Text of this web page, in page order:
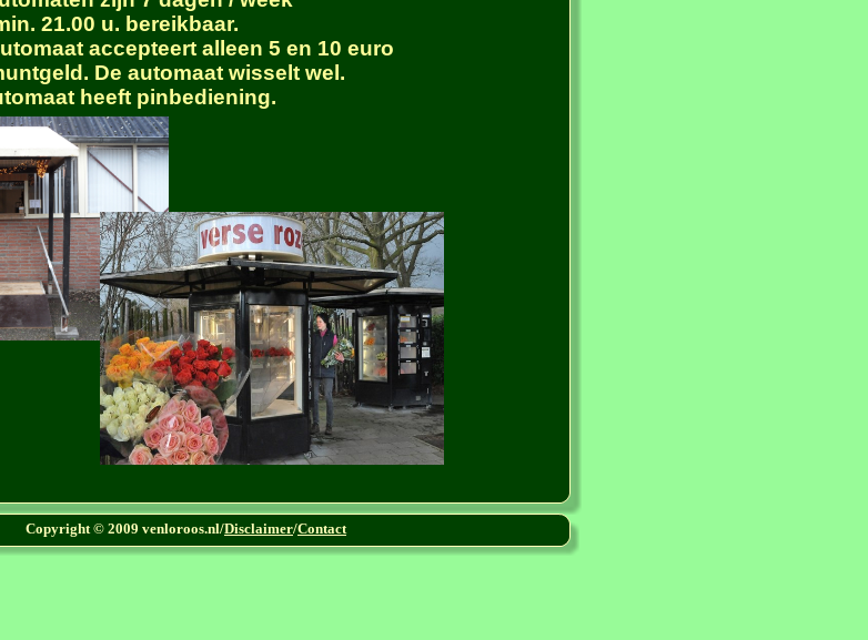
Copyright © 2009 venloroos.nl/Disclaimer/Contact
21.00 u. bereikbaar.
accepteert alleen 5 en 10 euro
De automaat wisselt wel.
heeft pinbediening.